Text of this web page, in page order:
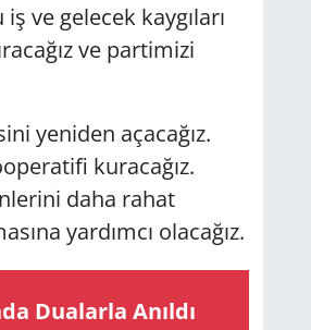
ve gelecek kaygıları
ve partimizi
yeniden açacağız.
kuracağız.
daha rahat
yardımcı olacağız.
Du­alar­la Anıl­dı